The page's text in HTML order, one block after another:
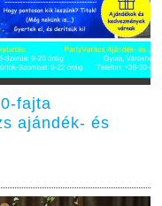
fajta
ajándék- és